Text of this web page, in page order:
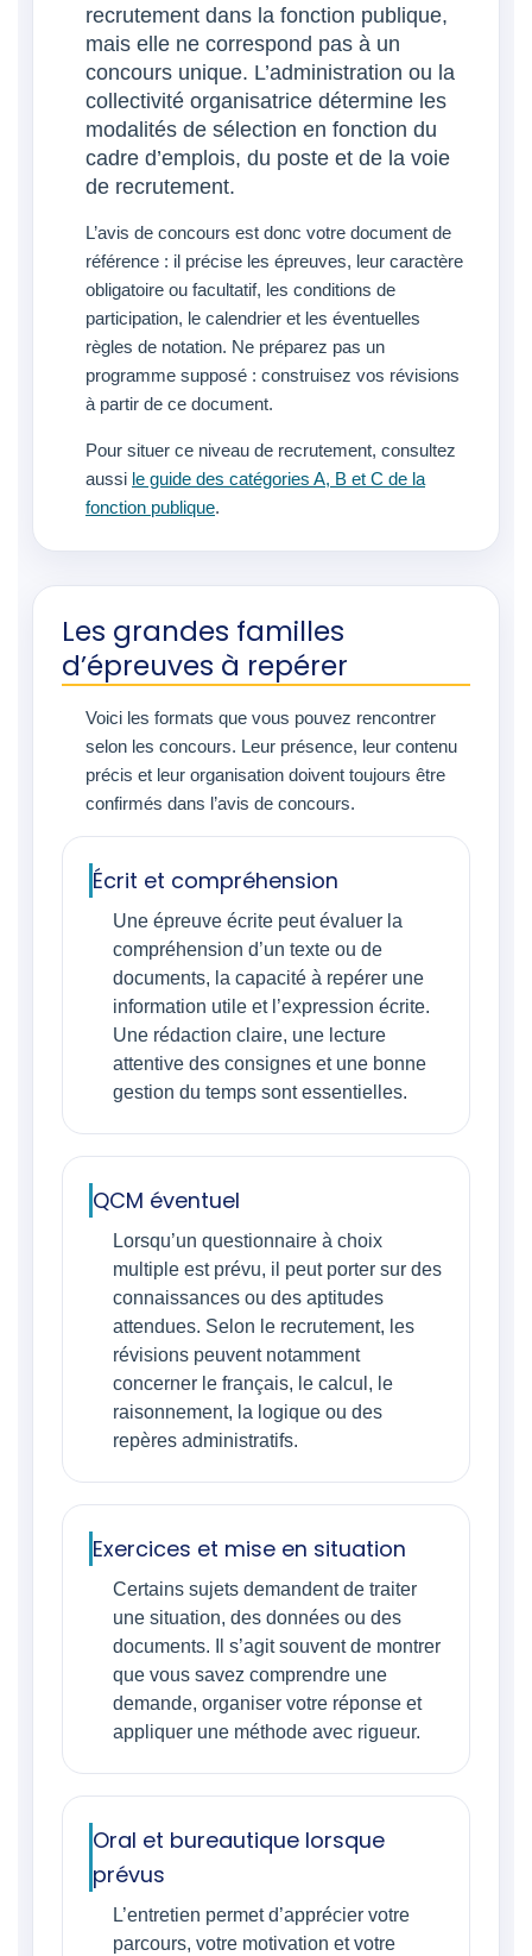
recrutement dans la fonction publique,
mais elle ne correspond pas à un
concours unique. L’administration ou la
collectivité organisatrice détermine les
modalités de sélection en fonction du
cadre d’emplois, du poste et de la voie
de recrutement.
L’avis de concours est donc votre document de
référence : il précise les épreuves, leur caractère
obligatoire ou facultatif, les conditions de
participation, le calendrier et les éventuelles
règles de notation. Ne préparez pas un
programme supposé : construisez vos révisions
à partir de ce document.
Pour situer ce niveau de recrutement, consultez
aussi le guide des catégories A, B et C de la
fonction publique.
Les grandes familles
d’épreuves à repérer
Voici les formats que vous pouvez rencontrer
selon les concours. Leur présence, leur contenu
précis et leur organisation doivent toujours être
confirmés dans l’avis de concours.
Écrit et compréhension
Une épreuve écrite peut évaluer la
compréhension d’un texte ou de
documents, la capacité à repérer une
information utile et l’expression écrite.
Une rédaction claire, une lecture
attentive des consignes et une bonne
gestion du temps sont essentielles.
QCM éventuel
Lorsqu’un questionnaire à choix
multiple est prévu, il peut porter sur des
connaissances ou des aptitudes
attendues. Selon le recrutement, les
révisions peuvent notamment
concerner le français, le calcul, le
raisonnement, la logique ou des
repères administratifs.
Exercices et mise en situation
Certains sujets demandent de traiter
une situation, des données ou des
documents. Il s’agit souvent de montrer
que vous savez comprendre une
demande, organiser votre réponse et
appliquer une méthode avec rigueur.
Oral et bureautique lorsque
prévus
L’entretien permet d’apprécier votre
parcours, votre motivation et votre